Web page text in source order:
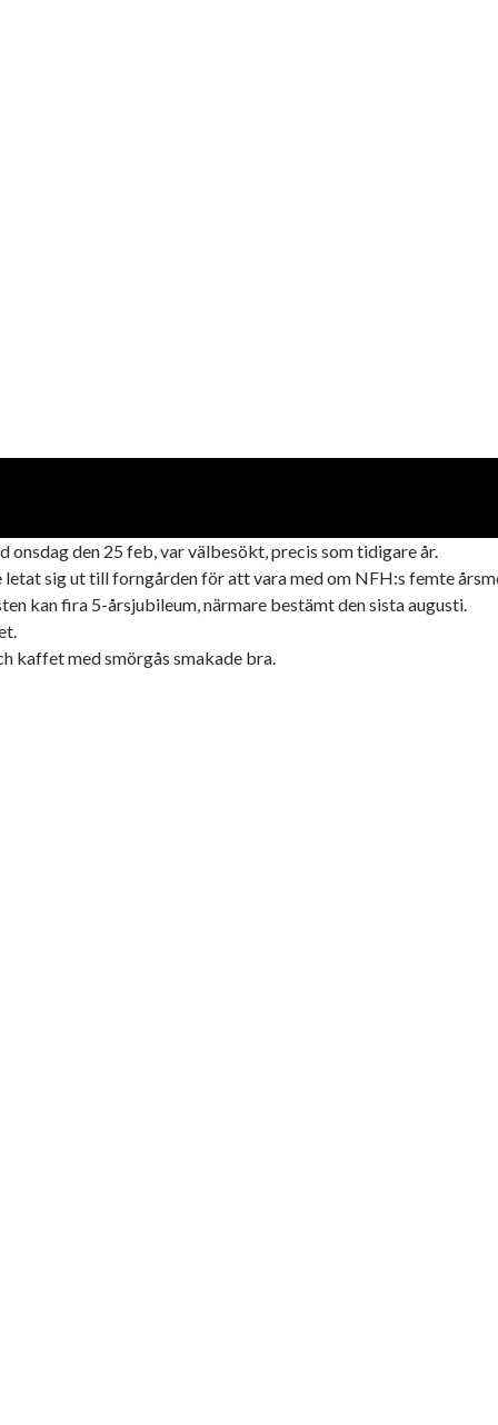
den 25 feb, var välbesökt, precis som tidigare år.
sig ut till forngården för att vara med om NFH:s femte
kan fira 5-årsjubileum, närmare bestämt den sista augusti.
kaffet med smörgås smakade bra.